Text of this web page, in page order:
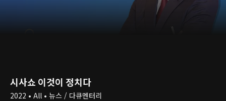
시사쇼 이것이 정치다
2022 • All • 뉴스 / 다큐멘터리